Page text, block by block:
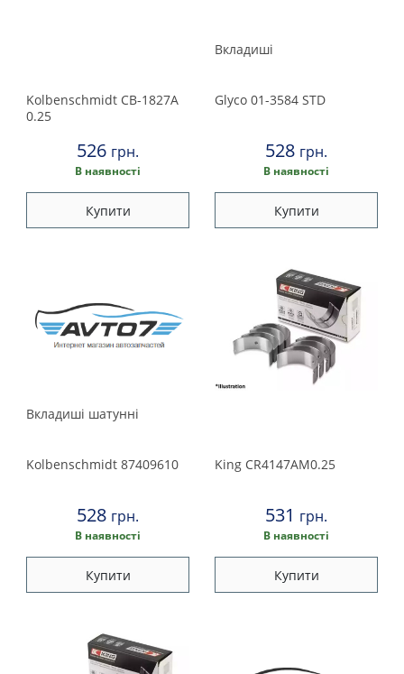
Kolbenschmidt CB-1827A
0.25
526 грн.
В наявності
Купити
Вкладиші
Glyco 01-3584 STD
528 грн.
В наявності
Купити
Вкладишi шатуннi
Kolbenschmidt 87409610
528 грн.
В наявності
Купити
King CR4147AM0.25
531 грн.
В наявності
Купити